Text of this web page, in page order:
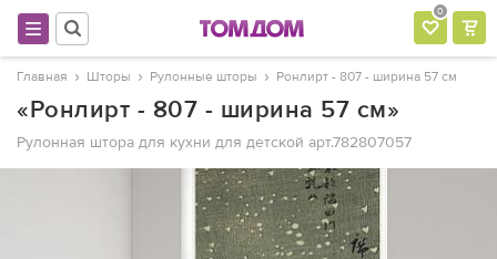
0
Главная Шторы Рулонные шторы Ронлирт - 807 - ширина 57 см
«Ронлирт - 807 - ширина 57 см»
Рулонная штора для кухни для детской арт.782807057